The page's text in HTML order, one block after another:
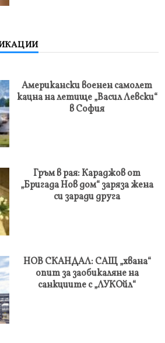
Американски военен самолет
кацна на летище „Васил Левски“
в София
Гръм в рая: Караджов от
„Бригада Нов дом“ заряза жена
си заради друга
НОВ СКАНДАЛ: САЩ „хвана“
опит за заобикаляне на
санкциите с „ЛУКОйл“